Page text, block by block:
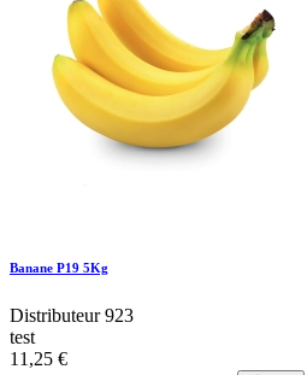
Banane P19 5Kg
Distributeur 923
test
11,25 €